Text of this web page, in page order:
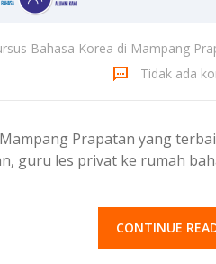
Bahasa Korea di Mampang
Tidak ada
Prapatan yang
guru les privat ke rumah
CONTINUE